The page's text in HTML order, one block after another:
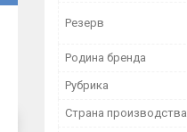
Резерв
Родина бренда
Рубрика
Страна производства